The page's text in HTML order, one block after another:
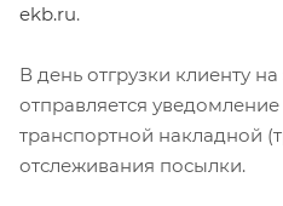
ekb.ru.
В день отгрузки клиенту
отправляется
транспортной накладной
отслеживания посылки.